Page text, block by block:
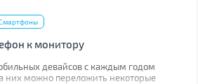
к монитору
девайсов с каждым годом
них можно переложить некоторые